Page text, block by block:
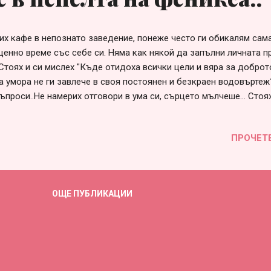
кафе в непознато заведение, понеже често ги обикалям
време със себе си. Няма как някой да запълни личната
и си мислех "Къде отидоха всички цели и вяра за
умора не ги завлече в своя постоянен и безкраен
намерих отговори в ума си, сърцето мълчеше... Стоях
на съществуването си.. Радват се, че просто са живи. Така
Докато не предприема действия в моята лична и
кои като преживяни житейски ситуации с украса и те
ОЩЕ ПУБЛИКАЦИИ